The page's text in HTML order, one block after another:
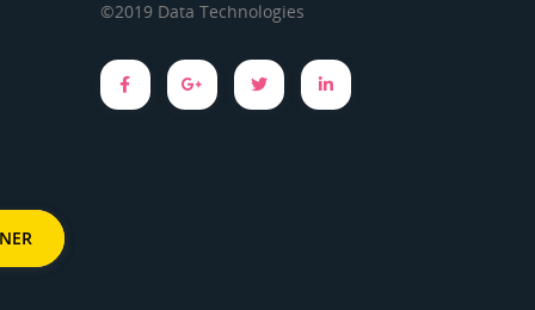
©2019 Data Technologies